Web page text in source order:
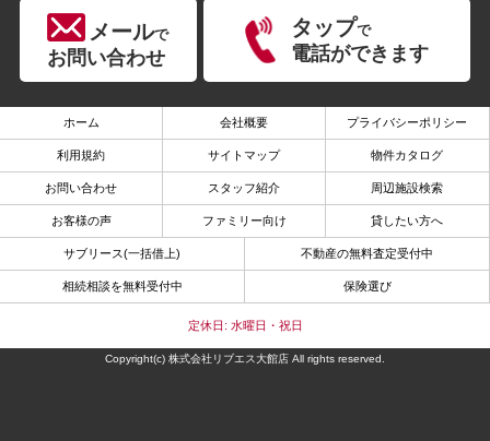
メールで
お問い合わせ
タップで
電話ができます
ホーム 会社概要 プライバシーポリシー
利用規約 サイトマップ 物件カタログ
お問い合わせ スタッフ紹介 周辺施設検索
お客様の声 ファミリー向け 貸したい方へ
サブリース(一括借上) 不動産の無料査定受付中
相続相談を無料受付中 保険選び
定休日: 水曜日・祝日
Copyright(c) 株式会社リブエス大館店 All rights reserved.